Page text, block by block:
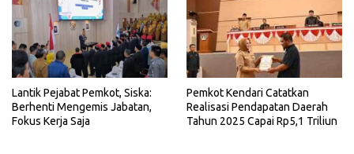
Lantik Pejabat Pemkot, Siska:
Berhenti Mengemis Jabatan,
Fokus Kerja Saja
Pemkot Kendari Catatkan
Realisasi Pendapatan Daerah
Tahun 2025 Capai Rp5,1 Triliun